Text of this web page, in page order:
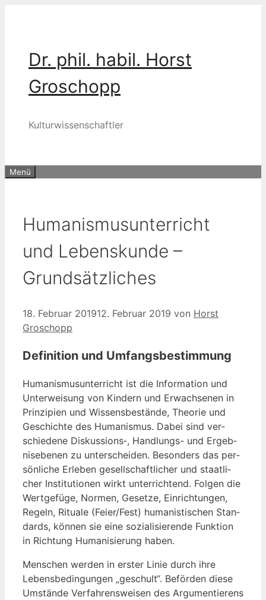
Dr. phil. habil. Horst
Groschopp
Kulturwissenschaftler
Menü
Humanismusunterricht
und Lebenskunde –
Grundsätzliches
18. Februar 201912. Februar 2019 von Horst
Groschopp
Definition und Umfangsbestimmung
Huma­nis­mus­un­ter­richt ist die Infor­ma­ti­on und
Unter­wei­sung von Kin­dern und Erwach­se­nen in
Prin­zi­pi­en und Wis­sens­be­stän­de, Theo­rie und
Geschich­te des Huma­nis­mus. Dabei sind ver­
schie­de­ne Diskussions‑, Hand­lungs- und Ergeb­
nis­ebe­nen zu unter­schei­den. Beson­ders das per­
sön­li­che Erle­ben gesell­schaft­li­cher und staat­li­
cher Insti­tu­tio­nen wirkt unter­rich­tend. Fol­gen die
Wert­ge­fü­ge, Nor­men, Geset­ze, Ein­rich­tun­gen,
Regeln, Ritua­le (Feier/Fest) huma­nis­ti­schen Stan­
dards, kön­nen sie eine sozia­li­sie­ren­de Funk­ti­on
in Rich­tung Huma­ni­sie­rung haben.
Men­schen wer­den in ers­ter Linie durch ihre
Lebens­be­din­gun­gen „geschult“. Beför­den die­se
Umstän­de Ver­fah­rens­wei­sen des Argu­men­tie­rens